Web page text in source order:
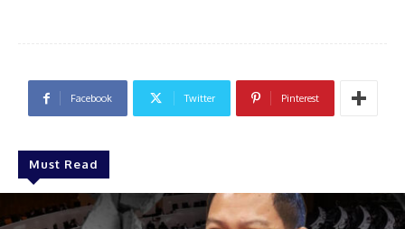
Facebook Twitter Pinterest
Must Read